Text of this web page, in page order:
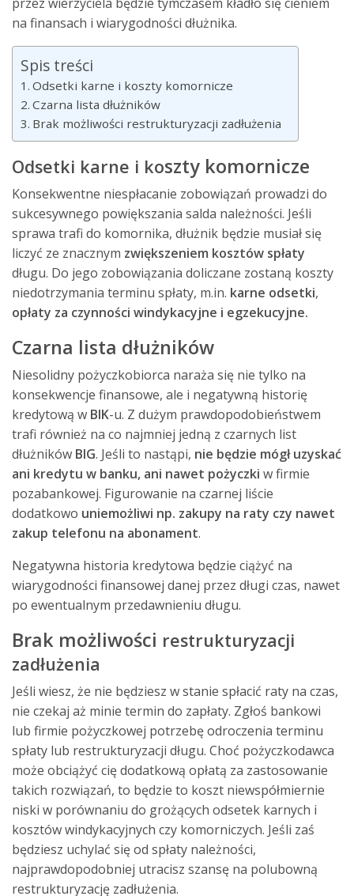
na finansach i wiarygodności dłużnika.
Spis treści
Odsetki karne i koszty komornicze
Czarna lista dłużników
Brak możliwości restrukturyzacji zadłużenia
Odsetki karne i koszty komornicze
Konsekwentne niespłacanie zobowiązań prowadzi do
sukcesywnego powiększania salda należności. Jeśli
sprawa trafi do komornika, dłużnik będzie musiał się
liczyć ze znacznym zwiększeniem kosztów spłaty
długu. Do jego zobowiązania doliczane zostaną koszty
niedotrzymania terminu spłaty, m.in. karne odsetki,
opłaty za czynności windykacyjne i egzekucyjne.
Czarna lista dłużników
Niesolidny pożyczkobiorca naraża się nie tylko na
konsekwencje finansowe, ale i negatywną historię
kredytową w BIK-u. Z dużym prawdopodobieństwem
trafi również na co najmniej jedną z czarnych list
dłużników BIG. Jeśli to nastąpi, nie będzie mógł uzyskać
ani kredytu w banku, ani nawet pożyczki w firmie
pozabankowej. Figurowanie na czarnej liście
dodatkowo uniemożliwi np. zakupy na raty czy nawet
zakup telefonu na abonament.
Negatywna historia kredytowa będzie ciążyć na
wiarygodności finansowej danej przez długi czas, nawet
po ewentualnym przedawnieniu długu.
Brak możliwości restrukturyzacji
zadłużenia
Jeśli wiesz, że nie będziesz w stanie spłacić raty na czas,
nie czekaj aż minie termin do zapłaty. Zgłoś bankowi
lub firmie pożyczkowej potrzebę odroczenia terminu
spłaty lub restrukturyzacji długu. Choć pożyczkodawca
może obciążyć cię dodatkową opłatą za zastosowanie
takich rozwiązań, to będzie to koszt niewspółmiernie
niski w porównaniu do grożących odsetek karnych i
kosztów windykacyjnych czy komorniczych. Jeśli zaś
będziesz uchylać się od spłaty należności,
najprawdopodobniej utracisz szansę na polubowną
restrukturyzację zadłużenia.